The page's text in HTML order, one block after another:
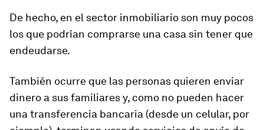
De hecho, en el sector inmobiliario son muy pocos
los que podrían comprarse una casa sin tener que
endeudarse.
También ocurre que las personas quieren enviar
dinero a sus familiares y, como no pueden hacer
una transferencia bancaria (desde un celular, por